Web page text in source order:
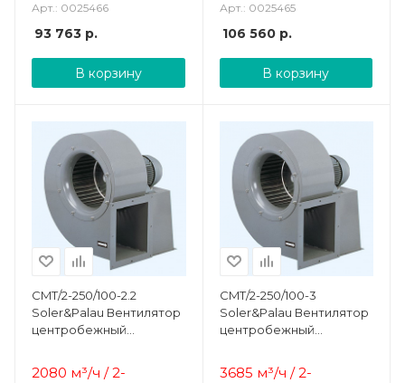
Арт.: 0025466
93 763 р.
В корзину
Арт.: 0025465
106 560р.
В корзину
CMT/2-250/100-2.2
Soler&Palau Вентилятор
центробежный
2080 м³/ч / 2-
CMT/2-250/100-3
Soler&Palau Вентилятор
центробежный
3685 м³/ч / 2-